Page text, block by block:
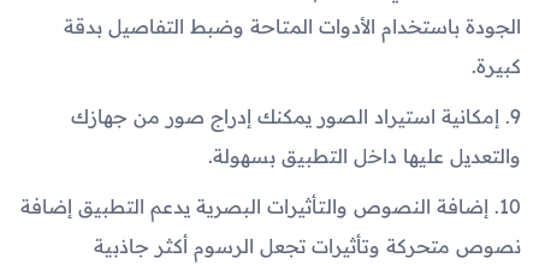
الجودة باستخدام الأدوات المتاحة وضبط التفاصيل بدقة
كبيرة.
9. إمكانية استيراد الصور يمكنك إدراج صور من جهازك
والتعديل عليها داخل التطبيق بسهولة.
10. إضافة النصوص والتأثيرات البصرية يدعم التطبيق إضافة
نصوص متحركة وتأثيرات تجعل الرسوم أكثر جاذبية